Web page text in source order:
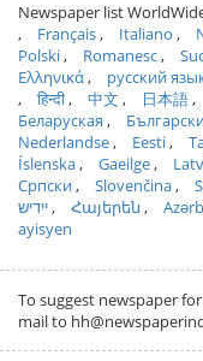
Newspaper list
Français
Italiano
Polski
Romanesc
Ελληνικά
русский
हिन्दी
中文 日本語
Беларуская
Nederlandse
Eesti
Íslenska
Gaeilge
Српски
Slovenčina
ייִדיש
Հայերեն
ayisyen
To suggest newspaper
mail to